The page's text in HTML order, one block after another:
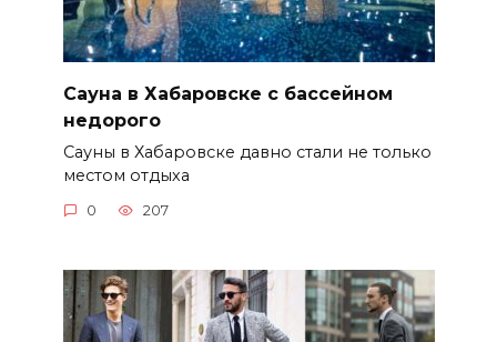
Сауна в Хабаровске с бассейном
недорого
Сауны в Хабаровске давно стали не только
местом отдыха
0 207